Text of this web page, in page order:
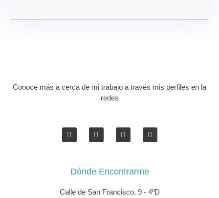
Conoce más a cerca de mi trabajo a través mis perfiles en la
redes
Dónde Encontrarme
Calle de San Francisco, 9 - 4ºD